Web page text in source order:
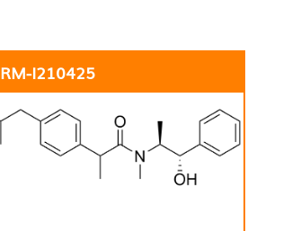
RM-I210425